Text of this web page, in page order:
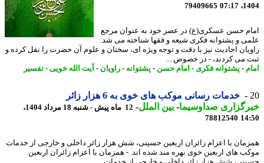
79409665
حسن عسکری(ع) در عصر خود به عنوان مرجع
و پشتوانه فکری شیعه و فقها شناخته می شد.
احادیث نیز با دقت و توجه ویژه ای، سخنان و علوم آن حضرت را نقل کرده و
می کردند، - در خصوص ...
-پشتوانه فکری- امام حسن-پشتوانه- راویان -آیت الله خویی-تفسیر
خدمات رسانی موکب های خوی به 6 هزار زائر
صداوسیما-بین الملل-
12 ماه پیش - شنبه 18 مرداد 1404،
78812540
با اعزام زائران اربعین حسینی، شش هزار زائر داخلی و خارجی از خدمات
های اربعین خوی بهره مند شده اند. - همزمان با اعزام زائران اربعین